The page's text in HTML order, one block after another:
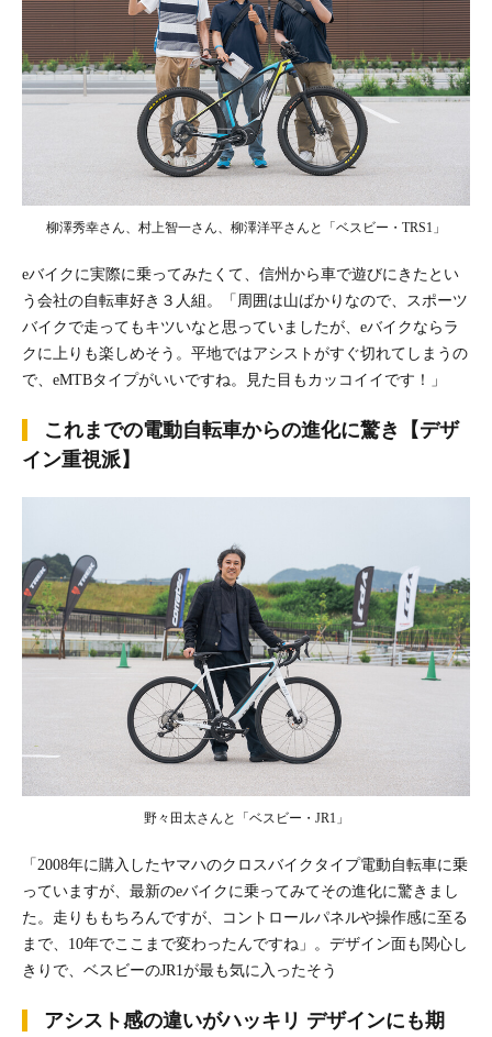
柳澤秀幸さん、村上智一さん、柳澤洋平さんと「ベスビー・TRS1」
eバイクに実際に乗ってみたくて、信州から車で遊びにきたとい
う会社の自転車好き３人組。「周囲は山ばかりなので、スポーツ
バイクで走ってもキツいなと思っていましたが、eバイクならラ
クに上りも楽しめそう。平地ではアシストがすぐ切れてしまうの
で、eMTBタイプがいいですね。見た目もカッコイイです！」
これまでの電動自転車からの進化に驚き【デザ
イン重視派】
野々田太さんと「ベスビー・JR1」
「2008年に購入したヤマハのクロスバイクタイプ電動自転車に乗
っていますが、最新のeバイクに乗ってみてその進化に驚きまし
た。走りももちろんですが、コントロールパネルや操作感に至る
まで、10年でここまで変わったんですね」。デザイン面も関心し
きりで、ベスビーのJR1が最も気に入ったそう
アシスト感の違いがハッキリ デザインにも期